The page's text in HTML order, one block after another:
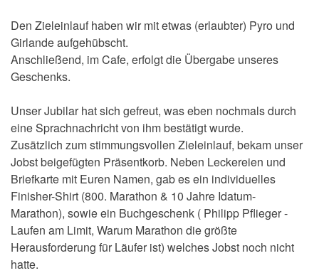
Den Zieleinlauf haben wir mit etwas (erlaubter) Pyro und
Girlande aufgehübscht.
Anschließend, im Cafe, erfolgt die Übergabe unseres
Geschenks.
Unser Jubilar hat sich gefreut, was eben nochmals durch
eine Sprachnachricht von ihm bestätigt wurde.
Zusätzlich zum stimmungsvollen Zieleinlauf, bekam unser
Jobst beigefügten Präsentkorb. Neben Leckereien und
Briefkarte mit Euren Namen, gab es ein individuelles
Finisher-Shirt (800. Marathon & 10 Jahre Idatum-
Marathon), sowie ein Buchgeschenk ( Philipp Pflieger -
Laufen am Limit, Warum Marathon die größte
Herausforderung für Läufer ist) welches Jobst noch nicht
hatte.